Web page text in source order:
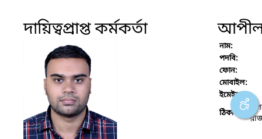
দায়িত্বপ্রাপ্ত কর্মকর্তা আপীল
নাম:
পদবি:
ফোন:
মোবাইল:
ইমেইল:
ঠিকানা :